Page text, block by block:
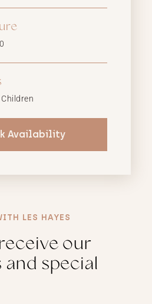
Availability
LES HAYES
our
and special